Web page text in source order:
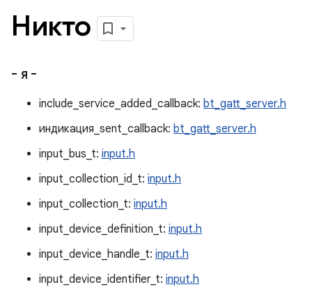
Никто
- я -
include_service_added_callback: bt_gatt_server.h
индикация_sent_callback: bt_gatt_server.h
input_bus_t: input.h
input_collection_id_t: input.h
input_collection_t: input.h
input_device_definition_t: input.h
input_device_handle_t: input.h
input_device_identifier_t: input.h